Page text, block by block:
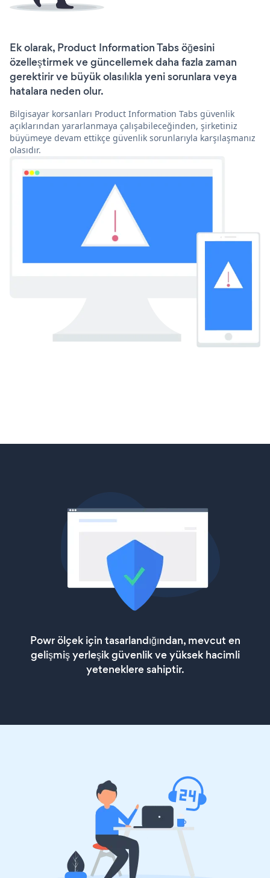
Ek olarak, Product Information Tabs öğesini
özelleştirmek ve güncellemek daha fazla zaman
gerektirir ve büyük olasılıkla yeni sorunlara veya
hatalara neden olur.
Bilgisayar korsanları Product Information Tabs güvenlik
açıklarından yararlanmaya çalışabileceğinden, şirketiniz
büyümeye devam ettikçe güvenlik sorunlarıyla karşılaşmanız
olasıdır.
Powr ölçek için tasarlandığından, mevcut en
gelişmiş yerleşik güvenlik ve yüksek hacimli
yeteneklere sahiptir.